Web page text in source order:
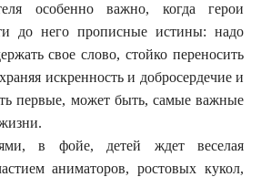
особенно важно, когда герои
до него прописные истины: надо
свое слово, стойко переносить
искренность и добросердечие и
первые, может быть, самые важные
в фойе, детей ждет веселая
аниматоров, ростовых кукол,